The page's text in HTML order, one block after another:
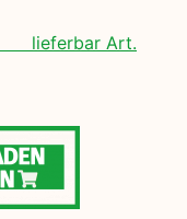
lieferbar Art.